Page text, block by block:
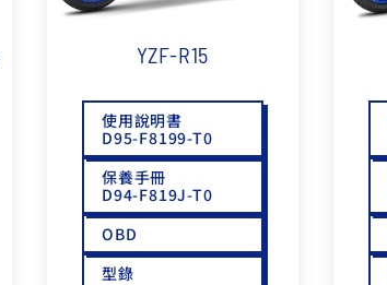
YZF-R15
使用說明書
D95-F8199-T0
保養手冊
D94-F819J-T0
OBD
型錄